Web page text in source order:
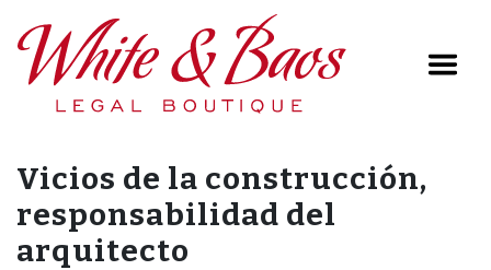
Main Navigation
Vicios de la construcción,
responsabilidad del
arquitecto